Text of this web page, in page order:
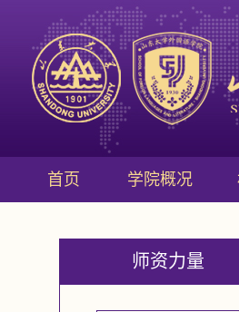
首页 学院概况
师资力量